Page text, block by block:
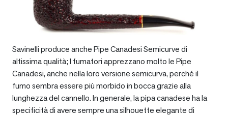
Savinelli produce anche Pipe Canadesi Semicurve di
altissima qualità; I fumatori apprezzano molto le Pipe
Canadesi, anche nella loro versione semicurva, perché il
fumo sembra essere più morbido in bocca grazie alla
lunghezza del cannello. In generale, la pipa canadese ha la
specificità di avere sempre una silhouette elegante di